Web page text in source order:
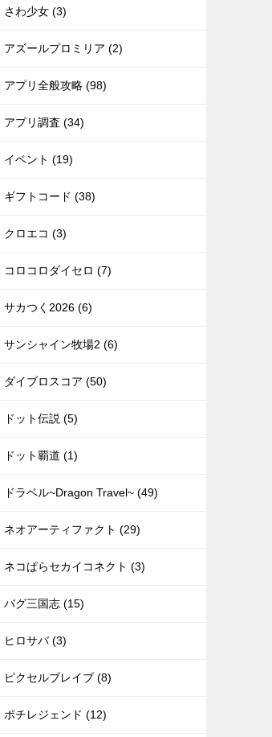
さわ少女 (3)
アズールプロミリア (2)
アプリ全般攻略 (98)
アプリ調査 (34)
イベント (19)
ギフトコード (38)
クロエコ (3)
コロコロダイセロ (7)
サカつく2026 (6)
サンシャイン牧場2 (6)
ダイブロスコア (50)
ドット伝説 (5)
ドット覇道 (1)
ドラベル~Dragon Travel~ (49)
ネオアーティファクト (29)
ネコぱらセカイコネクト (3)
バグ三国志 (15)
ヒロサバ (3)
ピクセルブレイブ (8)
ポチレジェンド (12)